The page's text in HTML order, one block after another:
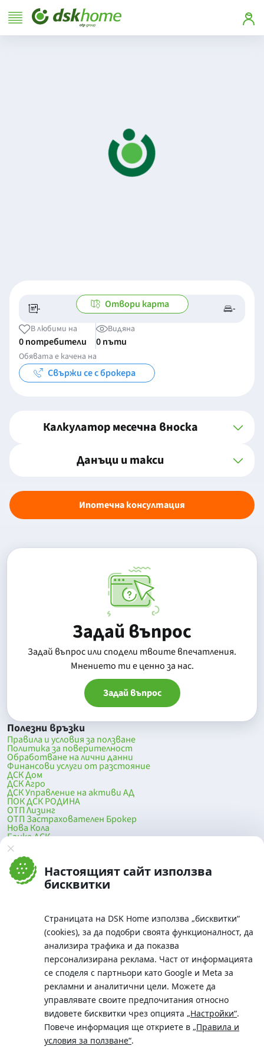
Настоящият сайт използва
бисквитки
Страницата на DSK Home използва „бисквитки“
(cookies), за да подобри своята функционалност, да
анализира трафика и да показва
персонализирана реклама. Част от информацията
се споделя с партньори като Google и Meta за
рекламни и аналитични цели. Можете да
управлявате своите предпочитания относно
видовете бисквитки чрез опцията „Настройки“.
Повече информация ще откриете в „Правила и
условия за ползване“.
- -/- -
Отвори карта
В любими на
0 потребители
Видяна
0 пъти
Обявата е качена на
Свържи се с брокера
Калкулатор месечна вноска
Данъци и такси
Ипотечна консултация
Задай въпрос
Задай въпрос или сподели твоите впечатления.
Mнението ти е ценно за нас.
Задай въпрос
Полезни връзки
Правила и условия за ползване
Политика за поверителност
Обработване на лични данни
Финансови услуги от разстояние
ДСК Дом
ДСК Агро
ДСК Управление на активи АД
ПОК ДСК РОДИНА
ОТП Лизинг
ОТП Застрахователен Брокер
Нова Кола
Банка ДСК
DSK Mobile
Оферти за продажба от Банка ДСК
Клонова мрежа и банкомати
До началото на страницата
Телефон:
0700 10 375 / *2375
Московска No.19 / ул. Г. Бенковски No. 5, София 1036
SWIFT/BIC: